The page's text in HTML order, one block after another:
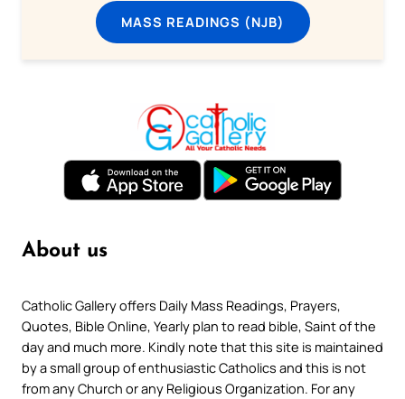
MASS READINGS (NJB)
About us
Catholic Gallery offers Daily Mass Readings, Prayers,
Quotes, Bible Online, Yearly plan to read bible, Saint of the
day and much more. Kindly note that this site is maintained
by a small group of enthusiastic Catholics and this is not
from any Church or any Religious Organization. For any